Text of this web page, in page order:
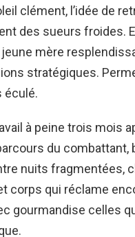
clément, l’idée de
des sueurs froides.
mère
stratégiques.
éculé.
à peine trois mois
du combattant,
nuits fragmentées,
corps qui réclame
gourmandise celles